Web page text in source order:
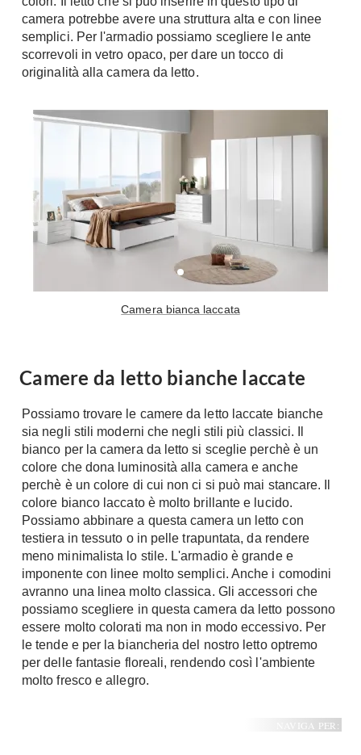
camera potrebbe avere una struttura alta e con linee
semplici. Per l'armadio possiamo scegliere le ante
scorrevoli in vetro opaco, per dare un tocco di
originalità alla camera da letto.
Camera bianca laccata
Camere da letto bianche laccate
Possiamo trovare le camere da letto laccate bianche
sia negli stili moderni che negli stili più classici. Il
bianco per la camera da letto si sceglie perchè è un
colore che dona luminosità alla camera e anche
perchè è un colore di cui non ci si può mai stancare. Il
colore bianco laccato è molto brillante e lucido.
Possiamo abbinare a questa camera un letto con
testiera in tessuto o in pelle trapuntata, da rendere
meno minimalista lo stile. L'armadio è grande e
imponente con linee molto semplici. Anche i comodini
avranno una linea molto classica. Gli accessori che
possiamo scegliere in questa camera da letto possono
essere molto colorati ma non in modo eccessivo. Per
le tende e per la biancheria del nostro letto optremo
per delle fantasie floreali, rendendo così l'ambiente
molto fresco e allegro.
NAVIGA PER: